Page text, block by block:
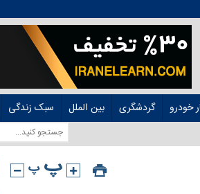
خودرو گردشگری بین الملل سبک زندگی